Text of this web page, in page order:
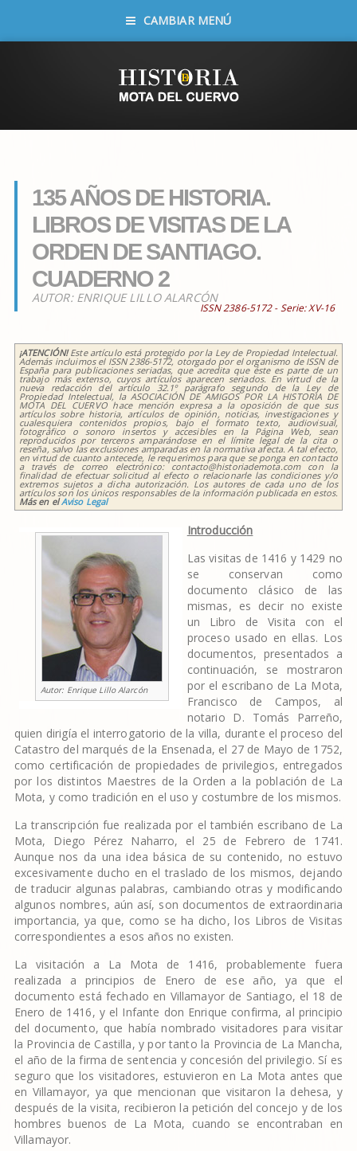
CAMBIAR MENÚ
135 AÑOS DE HISTORIA.
LIBROS DE VISITAS DE LA
ORDEN DE SANTIAGO.
CUADERNO 2
AUTOR: ENRIQUE LILLO ALARCÓN
ISSN 2386-5172 - Serie:XV-16
¡ATENCIÓN!Este artículo está protegido por la Ley de Propiedad Intelectual.
Además incluimos el ISSN 2386-5172, otorgado por el organismo de ISSN de
España para publicaciones seriadas, que acredita que éste es parte de un
trabajo más extenso, cuyos artículos aparecen seriados. En virtud de la
nueva redacción del artículo 32.1º parágrafo segundo de la Ley de
Propiedad Intelectual, la ASOCIACIÓN DE AMIGOS POR LA HISTORIA DE
MOTA DEL CUERVO hace mención expresa a la oposición de que sus
artículos sobre historia, artículos de opinión, noticias, investigaciones y
cualesquiera contenidos propios, bajo el formato texto, audiovisual,
fotográfico o sonoro insertos y accesibles en la Página Web, sean
reproducidos por terceros amparándose en el límite legal de la cita o
reseña, salvo las exclusiones amparadas en la normativa afecta. A tal efecto,
en virtud de cuanto antecede, le requerimos para que se ponga en contacto
a través de correo electrónico: contacto@historiademota.com con la
finalidad de efectuar solicitud al efecto o relacionarle las condiciones y/o
extremos sujetos a dicha autorización. Los autores de cada uno de los
artículos son los únicos responsables de la información publicada en estos.
Más en elAviso Legal
Autor: Enrique Lillo Alarcón
Introducción
Las visitas de 1416 y 1429 no
se conservan como
documento clásico de las
mismas, es decir no existe
un Libro de Visita con el
proceso usado en ellas. Los
documentos, presentados a
continuación, se mostraron
por el escribano de La Mota,
Francisco de Campos, al
notario D. Tomás Parreño,
quien dirigía el interrogatorio de la villa, durante el proceso del
Catastro del marqués de la Ensenada, el 27 de Mayo de 1752,
como certificación de propiedades de privilegios, entregados
por los distintos Maestres de la Orden a la población de La
Mota, y como tradición en el uso y costumbre de los mismos.
La transcripción fue realizada por el también escribano de La
Mota, Diego Pérez Naharro, el 25 de Febrero de 1741.
Aunque nos da una idea básica de su contenido, no estuvo
excesivamente ducho en el traslado de los mismos, dejando
de traducir algunas palabras, cambiando otras y modificando
algunos nombres, aún así, son documentos de extraordinaria
importancia, ya que, como se ha dicho, los Libros de Visitas
correspondientes a esos años no existen.
La visitación a La Mota de 1416, probablemente fuera
realizada a principios de Enero de ese año, ya que el
documento está fechado en Villamayor de Santiago, el 18 de
Enero de 1416, y el Infante don Enrique confirma, al principio
del documento, que había nombrado visitadores para visitar
la Provincia de Castilla, y por tanto la Provincia de La Mancha,
el año de la firma de sentencia y concesión del privilegio. Sí es
seguro que los visitadores, estuvieron en La Mota antes que
en Villamayor, ya que mencionan que visitaron la dehesa, y
después de la visita, recibieron la petición del concejo y de los
hombres buenos de La Mota, cuando se encontraban en
Villamayor.